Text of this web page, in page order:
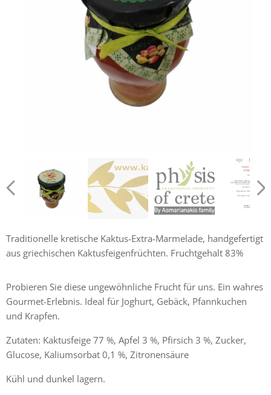
Krétsky Kaktusový džem 250g
Košer certifikát
Traditionelle kretische Kaktus-Extra-Marmelade, handgefertigt
aus griechischen Kaktusfeigenfrüchten. Fruchtgehalt 83%
Probieren Sie diese ungewöhnliche Frucht für uns. Ein wahres
Gourmet-Erlebnis. Ideal für Joghurt, Gebäck, Pfannkuchen
und Krapfen.
Zutaten: Kaktusfeige 77 %, Apfel 3 %, Pfirsich 3 %, Zucker,
Glucose, Kaliumsorbat 0,1 %, Zitronensäure
Kühl und dunkel lagern.